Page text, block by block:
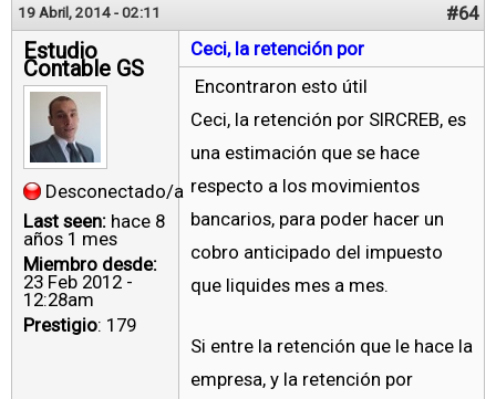
19 Abril, 2014 - 02:11 #64
Estudio
Contable GS
Desconectado/a
Last seen: hace 8
años 1 mes
Miembro desde:
23 Feb 2012 -
12:28am
Prestigio: 179
Ceci, la retención por
Encontraron esto útil
Ceci, la retención por SIRCREB, es
una estimación que se hace
respecto a los movimientos
bancarios, para poder hacer un
cobro anticipado del impuesto
que liquides mes a mes.
Si entre la retención que le hace la
empresa, y la retención por